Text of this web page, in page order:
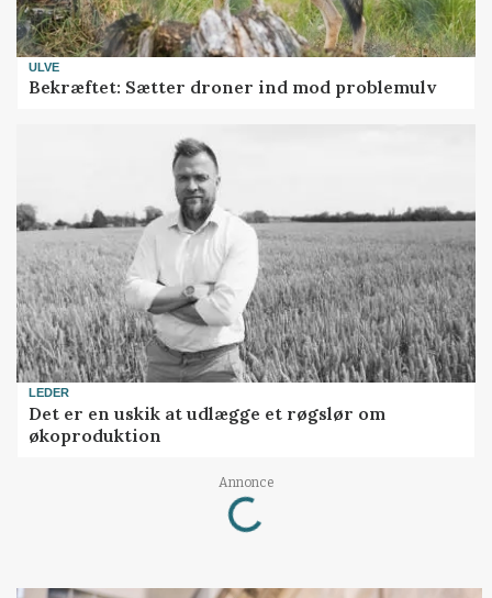
ULVE
Bekræftet: Sætter droner ind mod problemulv
LEDER
Det er en uskik at udlægge et røgslør om
økoproduktion
Annonce
Loading...